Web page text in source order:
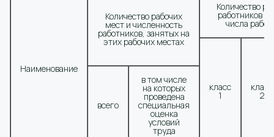
Наименование
Количество рабочих
мест и численность
работников, занятых на
этих рабочих местах
Количество
работников
числа
класс
1
класс
2
всего
в том числе
на которых
проведена
специальная
оценка
условий
труда